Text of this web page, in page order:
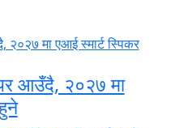
आउँदै, २०२७ मा